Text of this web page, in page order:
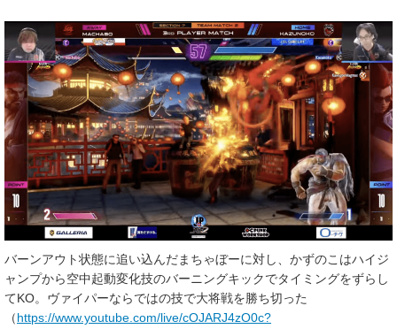
バーンアウト状態に追い込んだまちゃぼーに対し、かずのこはハイジ
ャンプから空中起動変化技のバーニングキックでタイミングをずらし
てKO。ヴァイパーならではの技で大将戦を勝ち切った
（https://www.youtube.com/live/cOJARJ4zO0c?